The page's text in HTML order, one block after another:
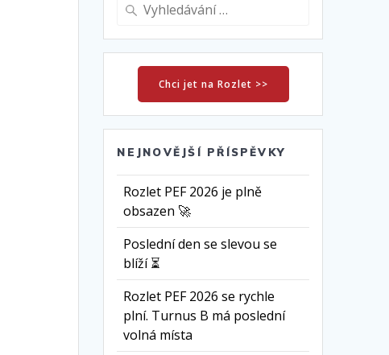
Chci jet na Rozlet >>
NEJNOVĚJŠÍ PŘÍSPĚVKY
Rozlet PEF 2026 je plně
obsazen 🚀
Poslední den se slevou se
blíží ⏳
Rozlet PEF 2026 se rychle
plní. Turnus B má poslední
volná místa